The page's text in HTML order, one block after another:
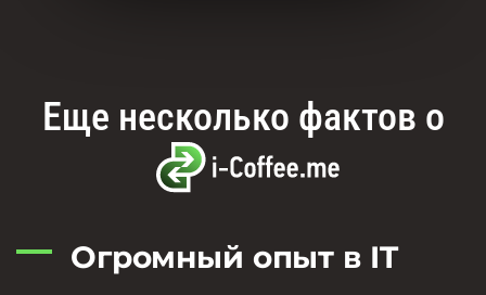
Еще несколько фактов о
Огромный опыт в IT